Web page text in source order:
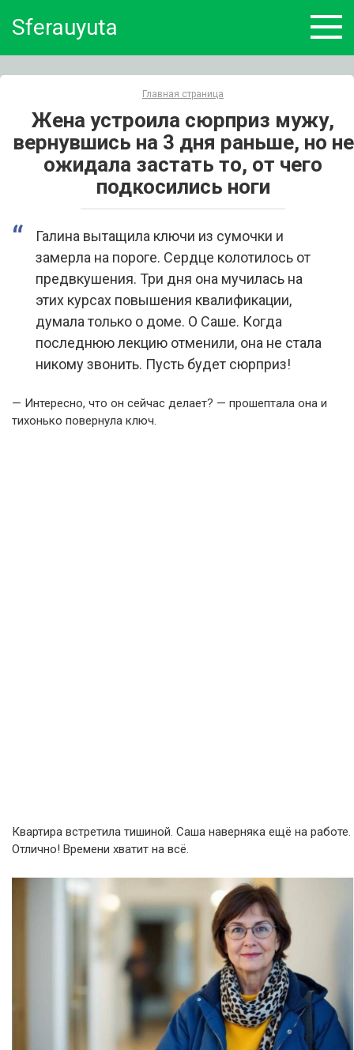
Sferauyuta
Главная страница
Жена устроила сюрприз мужу,
вернувшись на 3 дня раньше, но не
ожидала застать то, от чего
подкосились ноги
Галина вытащила ключи из сумочки и
замерла на пороге. Сердце колотилось от
предвкушения. Три дня она мучилась на
этих курсах повышения квалификации,
думала только о доме. О Саше. Когда
последнюю лекцию отменили, она не стала
никому звонить. Пусть будет сюрприз!
— Интересно, что он сейчас делает? — прошептала она и
тихонько повернула ключ.
Квартира встретила тишиной. Саша наверняка ещё на работе.
Отлично! Времени хватит на всё.